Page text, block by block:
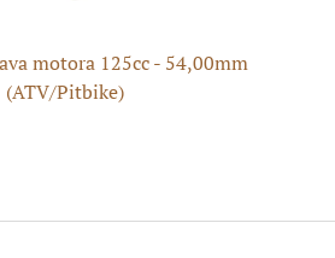
motora 125cc - 54,00mm
(ATV/Pitbike)